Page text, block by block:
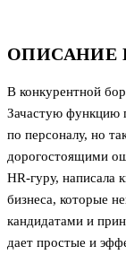
ОПИСАНИЕ
В конкурентной
Зачастую функцию
по персоналу, но
дорогостоящими
HR-гуру, написала
бизнеса, которые
кандидатами и
дает простые и